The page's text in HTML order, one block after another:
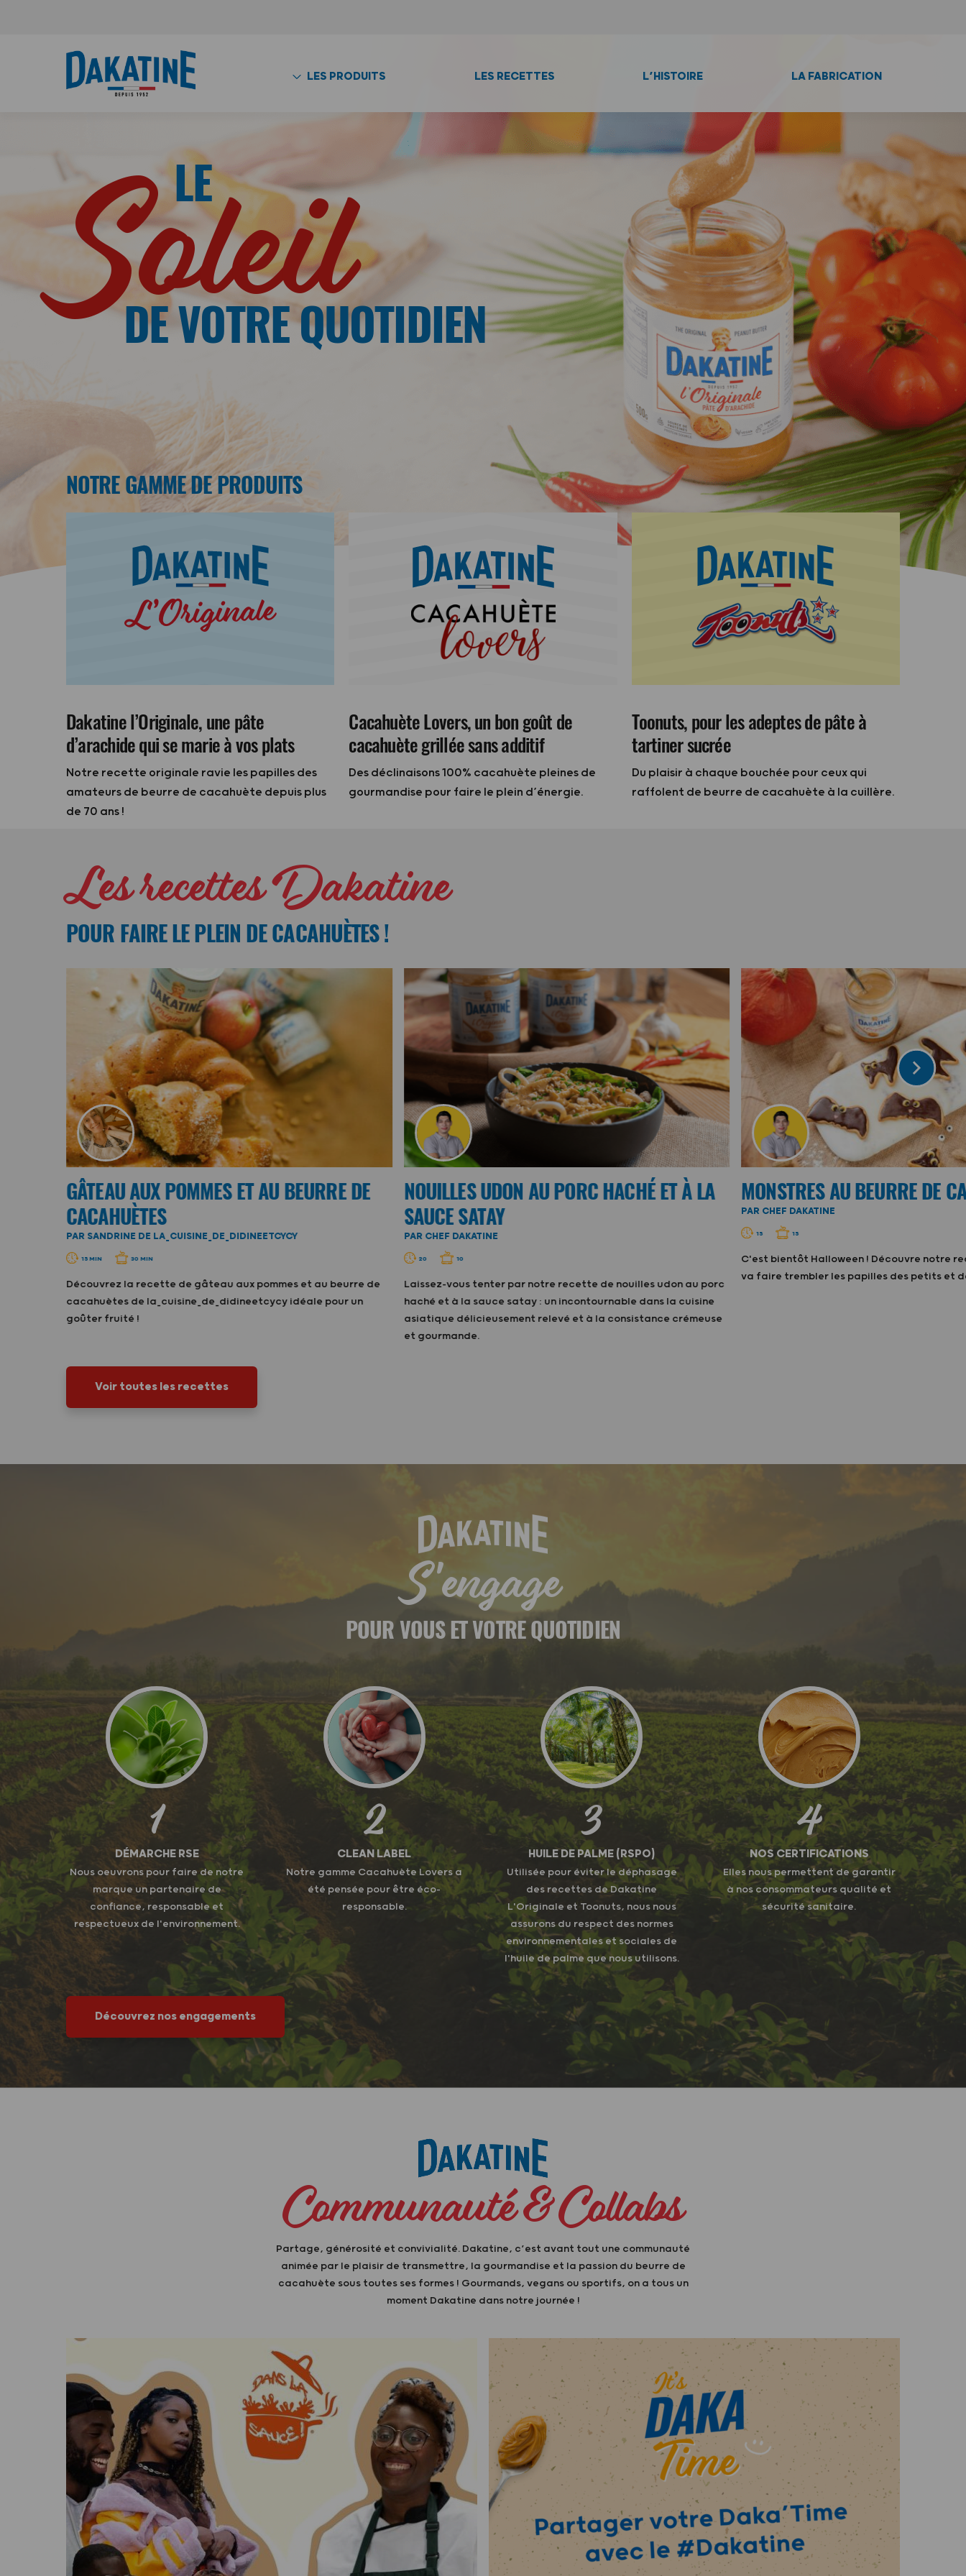
LES PRODUITS LES RECETTES L’HISTOIRE LA FABRICATION
LE
Soleil
DE VOTRE QUOTIDIEN
NOTRE GAMME DE PRODUITS
Dakatine l’Originale, une pâte
d’arachide qui se marie à vos plats
Notre recette originale ravie les papilles des
amateurs de beurre de cacahuète depuis plus
de 70 ans !
Cacahuète Lovers, un bon goût de
cacahuète grillée sans additif
Des déclinaisons 100% cacahuète pleines de
gourmandise pour faire le plein d’énergie.
Toonuts, pour les adeptes de pâte à
tartiner sucrée
Du plaisir à chaque bouchée pour ceux qui
raffolent de beurre de cacahuète à la cuillère.
Les recettes Dakatine
POUR FAIRE LE PLEIN DE CACAHUÈTES !
GÂTEAU AUX POMMES ET AU BEURRE DE
CACAHUÈTES
PAR SANDRINE DE LA_CUISINE_DE_DIDINEETCYCY
15 MIN 30 MIN
Découvrez la recette de gâteau aux pommes et au beurre de
cacahuètes de la_cuisine_de_didineetcycy idéale pour un
goûter fruité !
NOUILLES UDON AU PORC HACHÉ ET À LA
SAUCE SATAY
PAR CHEF DAKATINE
20 10
Laissez-vous tenter par notre recette de nouilles udon au porc
haché et à la sauce satay : un incontournable dans la cuisine
asiatique délicieusement relevé et à la consistance crémeuse
et gourmande.
MONSTRES AU BEURRE DE
PAR CHEF DAKATINE
15 15
C'est bientôt Halloween ! Découvre notre
va faire trembler les papilles des petits et
Voir toutes les recettes
S'engage
POUR VOUS ET VOTRE QUOTIDIEN
1
DÉMARCHE RSE
Nous oeuvrons pour faire de notre
marque un partenaire de
confiance, responsable et
respectueux de l'environnement.
2
CLEAN LABEL
Notre gamme Cacahuète Lovers a
été pensée pour être éco-
responsable.
3
HUILE DE PALME (RSPO)
Utilisée pour éviter le déphasage
des recettes de Dakatine
L'Originale et Toonuts, nous nous
assurons du respect des normes
environnementales et sociales de
l'huile de palme que nous utilisons.
4
NOS CERTIFICATIONS
Elles nous permettent de garantir
à nos consommateurs qualité et
sécurité sanitaire.
Découvrez nos engagements
Communauté & Collabs
Partage, générosité et convivialité. Dakatine, c’est avant tout une communauté
animée par le plaisir de transmettre, la gourmandise et la passion du beurre de
cacahuète sous toutes ses formes ! Gourmands, vegans ou sportifs, on a tous un
moment Dakatine dans notre journée !